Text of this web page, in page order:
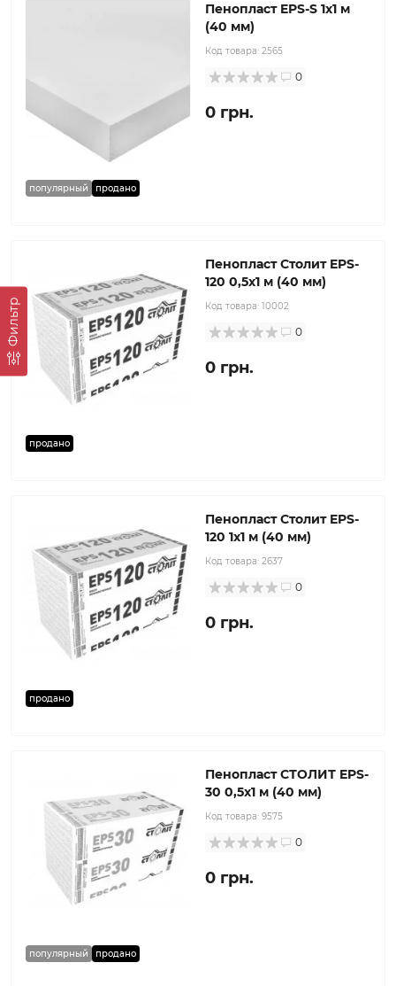
Фильтр
популярный продано
Пенопласт EPS-S 1x1 м
(40 мм)
Код товара: 2565
0
0 грн.
продано
Пенопласт Столит EPS-
120 0,5х1 м (40 мм)
Код товара: 10002
0
0 грн.
продано
Пенопласт Столит EPS-
120 1x1 м (40 мм)
Код товара: 2637
0
0 грн.
популярный продано
Пенопласт СТОЛИТ EPS-
30 0,5х1 м (40 мм)
Код товара: 9575
0
0 грн.